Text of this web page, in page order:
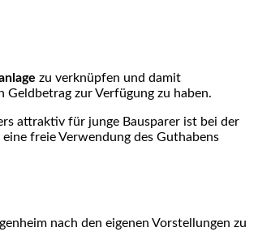
zu verknüpfen und damit
zur Verfügung zu haben.
attraktiv für junge Bausparer ist bei der
freie Verwendung des Guthabens
nach den eigenen Vorstellungen zu